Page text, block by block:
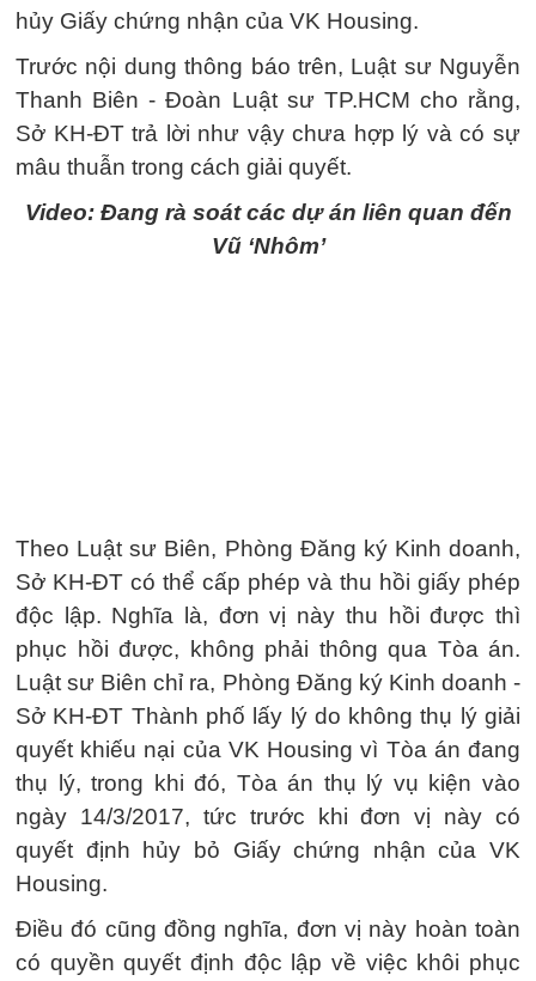
hủy Giấy chứng nhận của VK Housing.
Trước nội dung thông báo trên, Luật sư Nguyễn
Thanh Biên - Đoàn Luật sư TP.HCM cho rằng,
Sở KH-ĐT trả lời như vậy chưa hợp lý và có sự
mâu thuẫn trong cách giải quyết.
Video: Đang rà soát các dự án liên quan đến
Vũ ‘Nhôm’
Theo Luật sư Biên, Phòng Đăng ký Kinh doanh,
Sở KH-ĐT có thể cấp phép và thu hồi giấy phép
độc lập. Nghĩa là, đơn vị này thu hồi được thì
phục hồi được, không phải thông qua Tòa án.
Luật sư Biên chỉ ra, Phòng Đăng ký Kinh doanh -
Sở KH-ĐT Thành phố lấy lý do không thụ lý giải
quyết khiếu nại của VK Housing vì Tòa án đang
thụ lý, trong khi đó, Tòa án thụ lý vụ kiện vào
ngày 14/3/2017, tức trước khi đơn vị này có
quyết định hủy bỏ Giấy chứng nhận của VK
Housing.
Điều đó cũng đồng nghĩa, đơn vị này hoàn toàn
có quyền quyết định độc lập về việc khôi phục